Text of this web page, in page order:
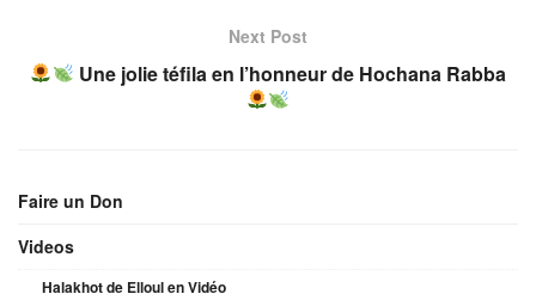
Next Post
Une jolie téfila en l’honneur de Hochana Rabba
Faire un Don
Videos
Halakhot de Elloul en Vidéo